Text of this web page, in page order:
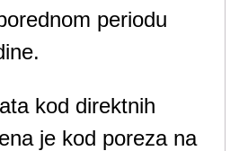
periodu
kod direktnih
je kod poreza na